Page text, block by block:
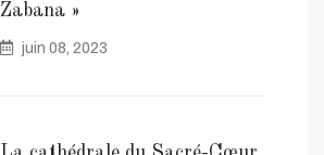
Zabana »
juin 08, 2023